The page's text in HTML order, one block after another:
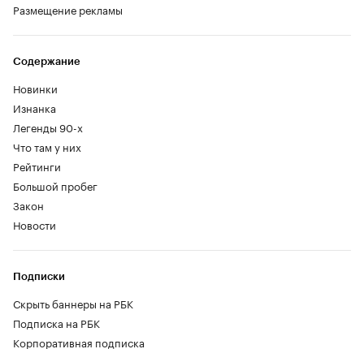
Размещение рекламы
Содержание
Новинки
Изнанка
Легенды 90-х
Что там у них
Рейтинги
Большой пробег
Закон
Новости
Подписки
Скрыть баннеры на РБК
Подписка на РБК
Корпоративная подписка